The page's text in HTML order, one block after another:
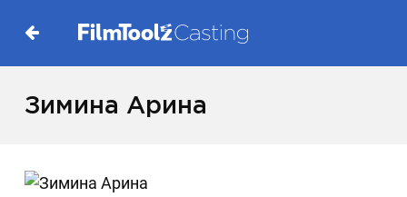
Зимина Арина